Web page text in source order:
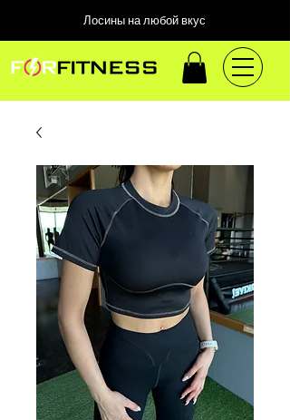
Лосины на любой вкус